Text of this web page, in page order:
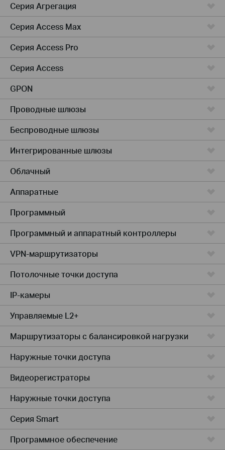
Серия Агрегация
Серия Access Max
Серия Access Pro
Серия Access
GPON
Проводные шлюзы
Беспроводные шлюзы
Интегрированные шлюзы
Облачный
Аппаратные
Программный
Программный и аппаратный контроллеры
VPN-маршрутизаторы
Потолочные точки доступа
IP-камеры
Управляемые L2+
Маршрутизаторы с балансировкой нагрузки
Наружные точки доступа
Видеорегистраторы
Наружные точки доступа
Серия Smart
Программное обеспечение